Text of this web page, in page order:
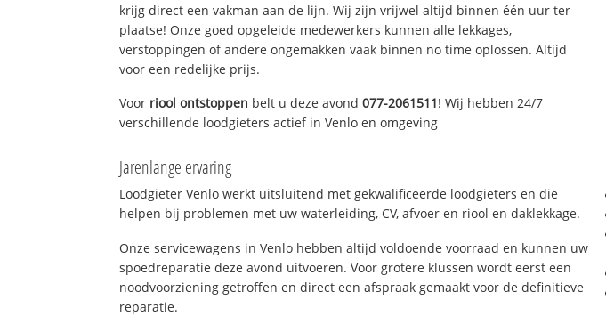
krijg direct een vakman aan de lijn. Wij zijn vrijwel altijd binnen één uur ter
plaatse! Onze goed opgeleide medewerkers kunnen alle lekkages,
verstoppingen of andere ongemakken vaak binnen no time oplossen. Altijd
voor een redelijke prijs.
Voor riool ontstoppen belt u deze avond077-2061511! Wij hebben 24/7
verschillende loodgieters actief in Venlo en omgeving
Jarenlange ervaring
Loodgieter Venlo werkt uitsluitend met gekwalificeerde loodgieters en die
helpen bij problemen met uw waterleiding, CV, afvoer en riool en daklekkage.
Onze servicewagens in Venlo hebben altijd voldoende voorraad en kunnen uw
spoedreparatie deze avond uitvoeren. Voor grotere klussen wordt eerst een
noodvoorziening getroffen en direct een afspraak gemaakt voor de definitieve
reparatie.